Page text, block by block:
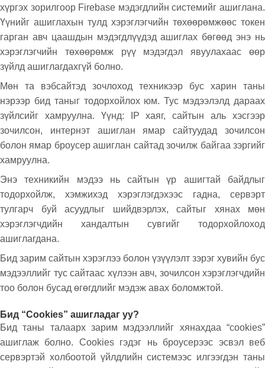
хүргэх зорилгоор Firebase мэдэгдлийн системийг ашиглана.
Үүнийг ашиглахын тулд хэрэглэгчийн төхөөрөмжөөс токен
гарган авч цаашдын мэдэгдлүүдэд ашиглах бөгөөд энэ нь
хэрэглэгчийн төхөөрөмж рүү мэдэгдэл явуулахаас өөр
зүйлд ашиглагдахгүй болно.
Мөн та вэбсайтэд зочлоход техникээр бус харин таны
нэрээр бид таныг тодорхойлох юм. Тус мэдээлэлд дараах
зүйлсийг хамруулна. Үүнд: IP хаяг, сайтын аль хэсгээр
зочилсон, интернэт ашиглан ямар сайтуудад зочилсон
болон ямар броусер ашиглан сайтад зочилж байгаа зэргийг
хамруулна.
Энэ техникийн мэдээ нь сайтын үр ашигтай байдлыг
тодорхойлж, хэмжихэд хэрэглэгдэхээс гадна, сервэрт
тулгарч буй асуудлыг шийдвэрлэх, сайтыг хянах мөн
хэрэглэгчдийн хандалтын сувгийг тодорхойлоход
ашиглагдана.
Бид зарим сайтын хэрэглээ болон үзүүлэлт зэрэг хувийн бус
мэдээллийг тус сайтаас хүлээн авч, зочилсон хэрэглэгчдийн
тоо болон бусад өгөгдлийг мэдэж авах боломжтой.
Бид “Cookies” ашигладаг уу?
Бид таны талаарх зарим мэдээллийг хянахдаа “cookies”
ашиглаж болно. Cookies гэдэг нь броусерээс эсвэл веб
сервэртэй холбоотой үйлдлийн системээс илгээгдэн таны